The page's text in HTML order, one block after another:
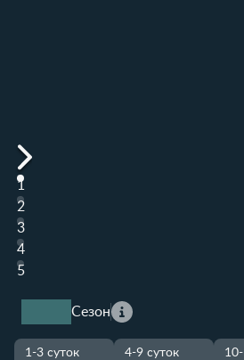
1
2
3
4
5
Сезон
1-3 суток
4-9 суток